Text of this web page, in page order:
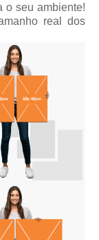
o seu ambiente!
real dos